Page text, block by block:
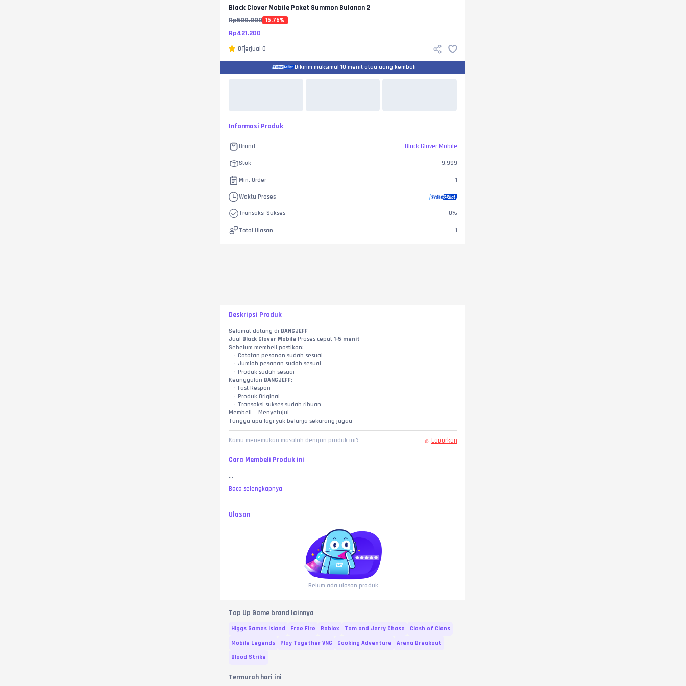
Black Clover Mobile Paket Summon Bulanan 2
Rp500.000 15.76%
Rp421.200
0Terjual 0
Dikirim maksimal 10 menit atau uang kembali
Informasi Produk
Brand Black Clover Mobile
Stok 9.999
Min. Order 1
Waktu Proses
Transaksi Sukses 0%
Total Ulasan 1
Deskripsi Produk
Selamat datang di BANGJEFF
Jual Black Clover Mobile Proses cepat 1-5 menit
Sebelum membeli pastikan:
Catatan pesanan sudah sesuai
Jumlah pesanan sudah sesuai
Produk sudah sesuai
Keunggulan BANGJEFF:
Fast Respon
Produk Original
Transaksi sukses sudah ribuan
Membeli = Menyetujui
Tunggu apa lagi yuk belanja sekarang jugaa
Kamu menemukan masalah dengan produk ini? Laporkan
Cara Membeli Produk ini
...
Baca selengkapnya
Ulasan
Belum ada ulasan produk
Top Up Game brand lainnya
Higgs Games Island Free Fire Roblox Tom and Jerry Chase
Clash of Clans
Mobile Legends
Play Together VNG Cooking Adventure
Arena Breakout
Blood Strike
Termurah hari ini